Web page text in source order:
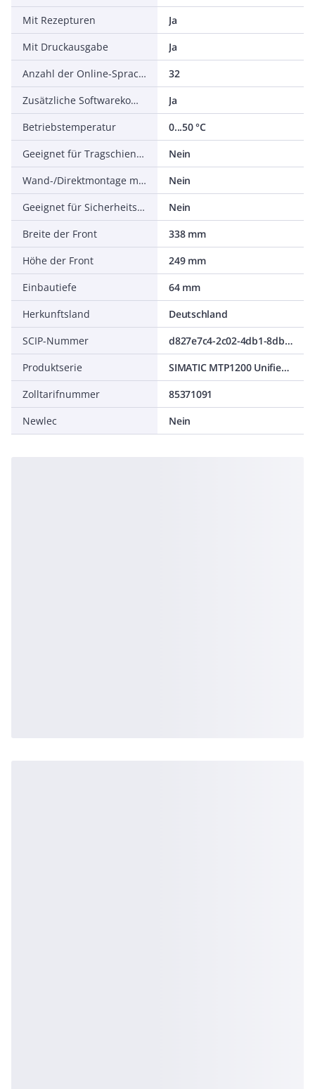
Mit Rezepturen
Ja
Mit Druckausgabe
Ja
Anzahl der Online-Sprachen
32
Zusätzliche Softwarekomponenten, ladbar
Ja
Betriebstemperatur
0...50 °C
Geeignet für Tragschienenmontage
Nein
Wand-/Direktmontage möglich
Nein
Geeignet für Sicherheitsfunktionen
Nein
Breite der Front
338 mm
Höhe der Front
249 mm
Einbautiefe
64 mm
Herkunftsland
Deutschland
SCIP-Nummer
d827e7c4-2c02-4db1-8dbe-60a929058cc9
Produktserie
SIMATIC MTP1200 Unified Comfort Hygienic
Zolltarifnummer
85371091
Newlec
Nein